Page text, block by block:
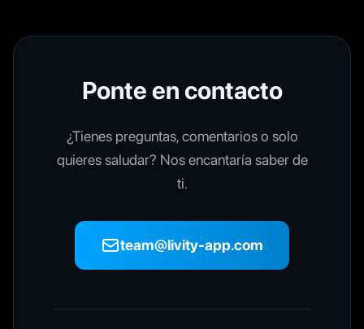
Ponte en contacto
¿Tienes preguntas, comentarios o solo
quieres saludar? Nos encantaría saber de
ti.
team@livity-app.com